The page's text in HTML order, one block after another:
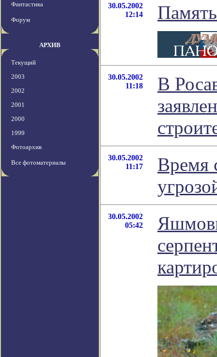
Фантастика
Форум
АРХИВ
Текущий
2003
2002
2001
2000
1999
Фотоархив
Все фотоматериалы
30.05.2002
12:14
30.05.2002
11:18
В
30.05.2002
11:17
Время
30.05.2002
05:42